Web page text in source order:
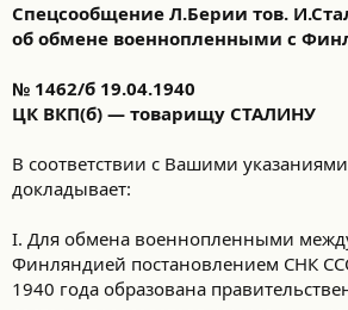
Спецсообщение Л.Берии тов.
об обмене военнопленными с
№ 1462/б 19.04.1940
ЦК ВКП(б) — товарищу СТАЛИНУ
В соответствии с Вашими
докладывает:
I. Для обмена военнопленными
Финляндией постановлением СНК
1940 года образована